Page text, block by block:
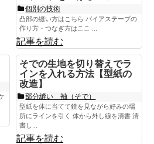
個別の技術
凸部の縫い方はこちら バイアステープの
作り方・つなぎ方はここ ...
記事を読む
そでの生地を切り替えでラ
インを入れる方法【型紙の
改造】
部分縫い 袖（そで）
型紙を体に当てて鏡を見ながら好みの場
所にラインを引く 体から外し線を清書 清
書し...
記事を読む